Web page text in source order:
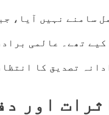
سامنے نہیں آیا،
کیے تھے۔ عالمی
تصدیق کا
اور